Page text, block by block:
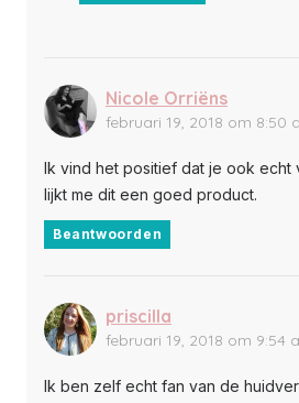
Nicole Orriëns
februari 19, 2018 om 8:50
Ik vind het positief dat je ook echt
lijkt me dit een goed product.
Beantwoorden
priscilla
februari 19, 2018 om 9:54
Ik ben zelf echt fan van de